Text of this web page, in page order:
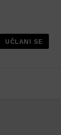
UČLANI SE